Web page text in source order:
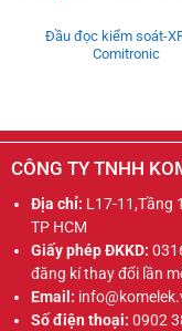
Đầu đọc kiểm soát-
Comitronic
CÔNG TY TNHH
Địa chỉ: L17-11,Tầng
TP HCM
Giấy phép ĐKKD:
đăng kí thay đổi lần
Email:
Số điện thoại: 0902